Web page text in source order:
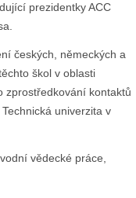
prezidentky ACC
českých, německých a
škol v oblasti
zprostředkování kontaktů
univerzita v
vědecké práce,